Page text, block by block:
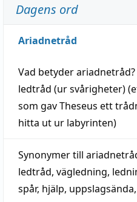
Dagens ord
Ariadnetråd
Vad betyderariadnetråd?
ledtråd (ur svårigheter)
som gav Theseus ett
hitta ut ur labyrinten)
Synonymer till
ledtråd, vägledning,
spår, hjälp, uppslagsända